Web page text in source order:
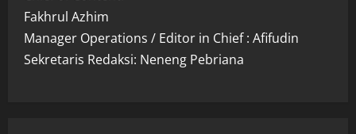
Fakhrul Azhim
Manager Operations / Editor in Chief : Afifudin
Sekretaris Redaksi: Neneng Pebriana